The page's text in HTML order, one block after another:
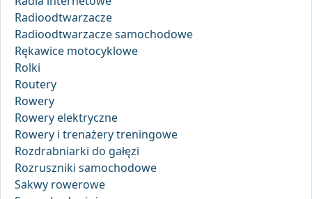
Radioodtwarzacze
Radioodtwarzacze samochodowe
Rękawice motocyklowe
Rolki
Routery
Rowery
Rowery elektryczne
Rowery i trenażery treningowe
Rozdrabniarki do gałęzi
Rozruszniki samochodowe
Sakwy rowerowe